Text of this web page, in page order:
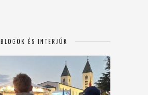
BLOGOK ÉS INTERJÚK